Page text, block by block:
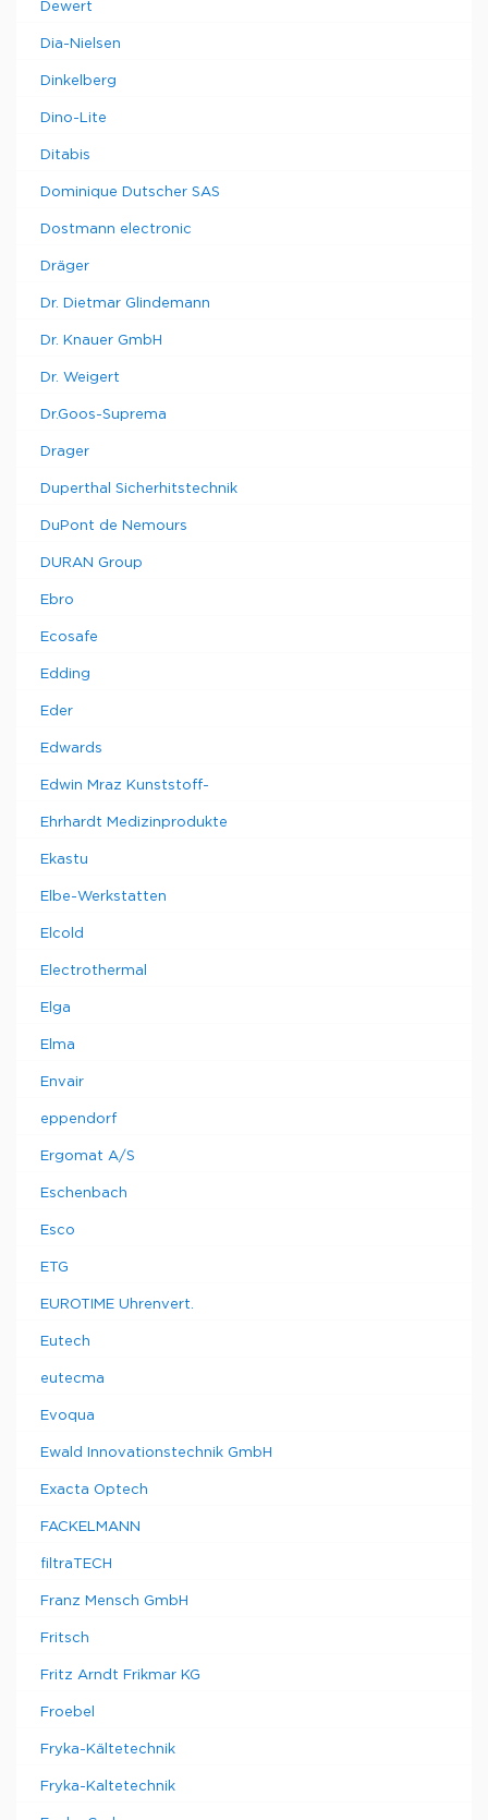
Dewert
Dia-Nielsen
Dinkelberg
Dino-Lite
Ditabis
Dominique Dutscher SAS
Dostmann electronic
Dräger
Dr. Dietmar Glindemann
Dr. Knauer GmbH
Dr. Weigert
Dr.Goos-Suprema
Drager
Duperthal Sicherhitstechnik
DuPont de Nemours
DURAN Group
Ebro
Ecosafe
Edding
Eder
Edwards
Edwin Mraz Kunststoff-
Ehrhardt Medizinprodukte
Ekastu
Elbe-Werkstatten
Elcold
Electrothermal
Elga
Elma
Envair
eppendorf
Ergomat A/S
Eschenbach
Esco
ETG
EUROTIME Uhrenvert.
Eutech
eutecma
Evoqua
Ewald Innovationstechnik GmbH
Exacta Optech
FACKELMANN
filtraTECH
Franz Mensch GmbH
Fritsch
Fritz Arndt Frikmar KG
Froebel
Fryka-Kältetechnik
Fryka-Kaltetechnik